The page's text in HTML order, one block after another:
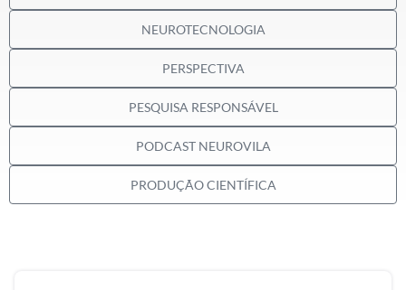
NEUROTECNOLOGIA
PERSPECTIVA
PESQUISA RESPONSÁVEL
PODCAST NEUROVILA
PRODUÇÃO CIENTÍFICA